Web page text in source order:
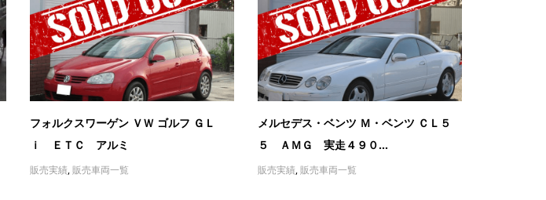
フォルクスワーゲン ＶＷ ゴルフ ＧＬ
ｉ ＥＴＣ アルミ
販売実績,販売車両一覧
メルセデス・ベンツ Ｍ・ベンツ ＣＬ５
５ ＡＭＧ 実走４９０...
販売実績,販売車両一覧